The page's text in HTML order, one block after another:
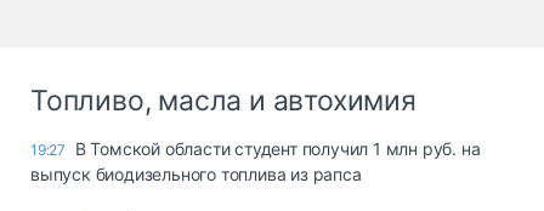
Топливо, масла и автохимия
19:27
В Томской области студент получил 1 млн руб. на
выпуск биодизельного топлива из рапса